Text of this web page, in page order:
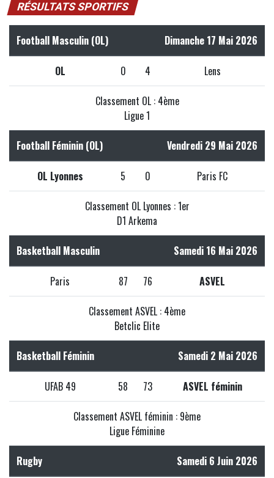
RÉSULTATS SPORTIFS
Football Masculin (OL) Dimanche 17 Mai 2026
OL 0 4 Lens
Classement OL : 4ème
Ligue 1
Football Féminin (OL) Vendredi 29 Mai 2026
OL Lyonnes 5 0 Paris FC
Classement OL Lyonnes : 1er
D1 Arkema
Basketball Masculin Samedi 16 Mai 2026
Paris 87 76 ASVEL
Classement ASVEL : 4ème
Betclic Elite
Basketball Féminin Samedi 2 Mai 2026
UFAB 49 58 73 ASVEL féminin
Classement ASVEL féminin : 9ème
Ligue Féminine
Rugby Samedi 6 Juin 2026